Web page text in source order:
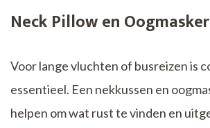
Neck Pillow en Oogmasker
Voor lange vluchten of busreizen is
essentieel. Een nekkussen en
helpen om wat rust te vinden en